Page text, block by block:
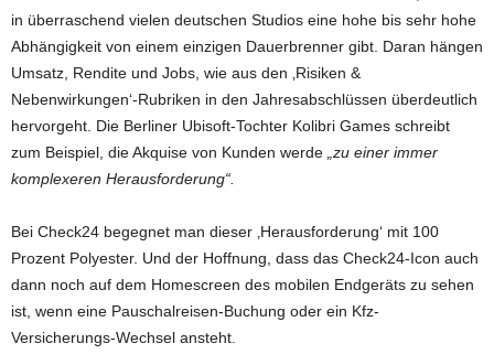
in überraschend vielen deutschen Studios eine hohe bis sehr hohe
Abhängigkeit von einem einzigen Dauerbrenner gibt. Daran hängen
Umsatz, Rendite und Jobs, wie aus den ‚Risiken &
Nebenwirkungen‘-Rubriken in den Jahresabschlüssen überdeutlich
hervorgeht. Die Berliner Ubisoft-Tochter Kolibri Games schreibt
zum Beispiel, die Akquise von Kunden werde „zu einer immer
komplexeren Herausforderung“.
Bei Check24 begegnet man dieser ‚Herausforderung‘ mit 100
Prozent Polyester. Und der Hoffnung, dass das Check24-Icon auch
dann noch auf dem Homescreen des mobilen Endgeräts zu sehen
ist, wenn eine Pauschalreisen-Buchung oder ein Kfz-
Versicherungs-Wechsel ansteht.